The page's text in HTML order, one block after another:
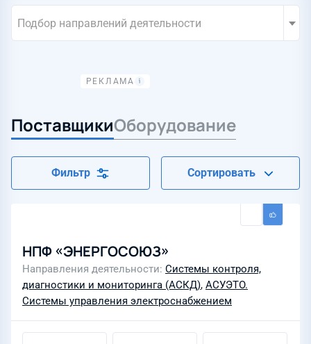
Подбор направлений деятельности
ПоставщикиОборудование
Фильтр Сортировать
НПФ «ЭНЕРГОСОЮЗ»
Направления деятельности Системы контроля,
диагностики и мониторинга (АСКД), АСУЭТО.
Системы управления электроснабжением